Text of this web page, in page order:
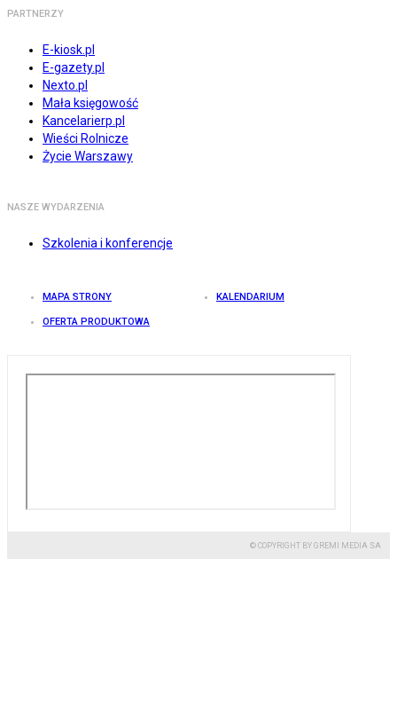
PARTNERZY
E-kiosk.pl
E-gazety.pl
Nexto.pl
Mała księgowość
Kancelarierp.pl
Wieści Rolnicze
Życie Warszawy
NASZE WYDARZENIA
Szkolenia i konferencje
MAPA STRONY KALENDARIUM
OFERTA PRODUKTOWA
© COPYRIGHT BY GREMI MEDIA SA